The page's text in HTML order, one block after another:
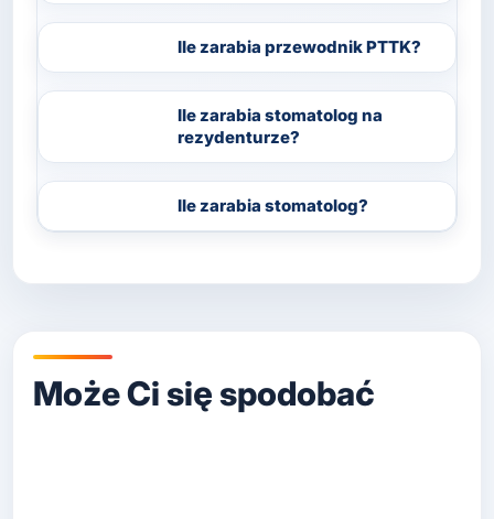
Ile zarabia przewodnik PTTK?
Ile zarabia stomatolog na
rezydenturze?
Ile zarabia stomatolog?